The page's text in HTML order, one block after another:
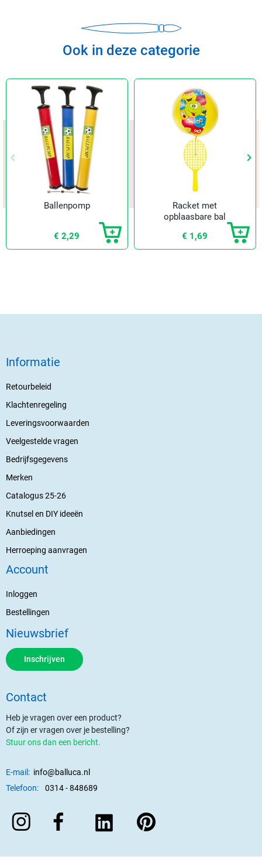
Ook in deze categorie
Vorige
keyboard_arrow_left keyboard_arrow_right
Ballenpomp
€ 2,29
Racket met
opblaasbare bal
€ 1,69
Informatie
Retourbeleid
Klachtenregeling
Leveringsvoorwaarden
Veelgestelde vragen
Bedrijfsgegevens
Merken
Catalogus 25-26
Knutsel en DIY ideeën
Aanbiedingen
Herroeping aanvragen
Account
Inloggen
Bestellingen
Nieuwsbrief
Inschrijven
Contact
Heb je vragen over een product?
Of zijn er vragen over je bestelling?
Stuur ons dan een bericht.
E-mail: info@balluca.nl
Telefoon:
0314 - 848689